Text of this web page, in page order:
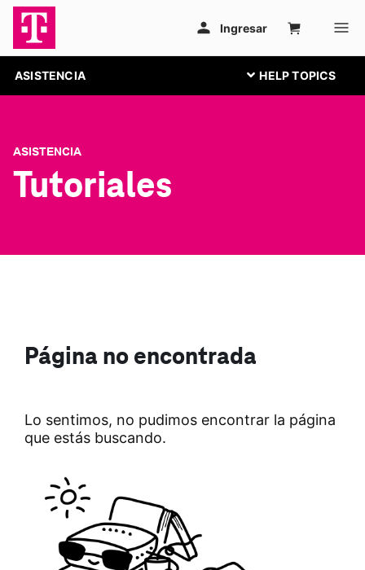
ASISTENCIA
ASISTENCIA
Tutoriales